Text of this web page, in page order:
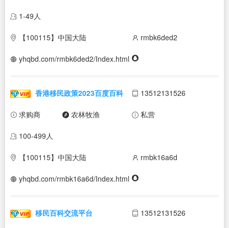
1-49人
【100115】中国大陆 rmbk6ded2
yhqbd.com/rmbk6ded2/Index.html
香港移民政策2023百度百科 13512131526
求购商 农林牧渔 私营
100-499人
【100115】中国大陆 rmbk16a6d
yhqbd.com/rmbk16a6d/Index.html
移民百科交流平台 13512131526